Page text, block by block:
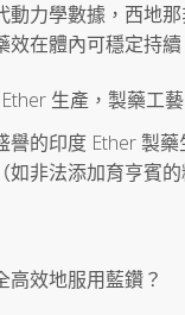
動力學數據，西地
效在體內可穩定持
生產，製藥工
譽的印度 Ether 製
如非法添加育亨賓
高效地服用藍鑽？